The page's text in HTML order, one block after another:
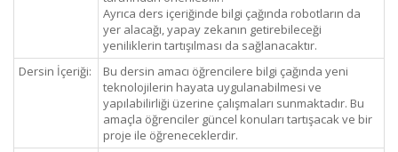
Ayrıca ders içeriğinde bilgi çağında robotların da
yer alacağı, yapay zekanın getirebileceği
yeniliklerin tartışılması da sağlanacaktır.
Dersin İçeriği:
Bu dersin amacı öğrencilere bilgi çağında yeni
teknolojilerin hayata uygulanabilmesi ve
yapılabilirliği üzerine çalışmaları sunmaktadır. Bu
amaçla öğrenciler güncel konuları tartışacak ve bir
proje ile öğreneceklerdir.